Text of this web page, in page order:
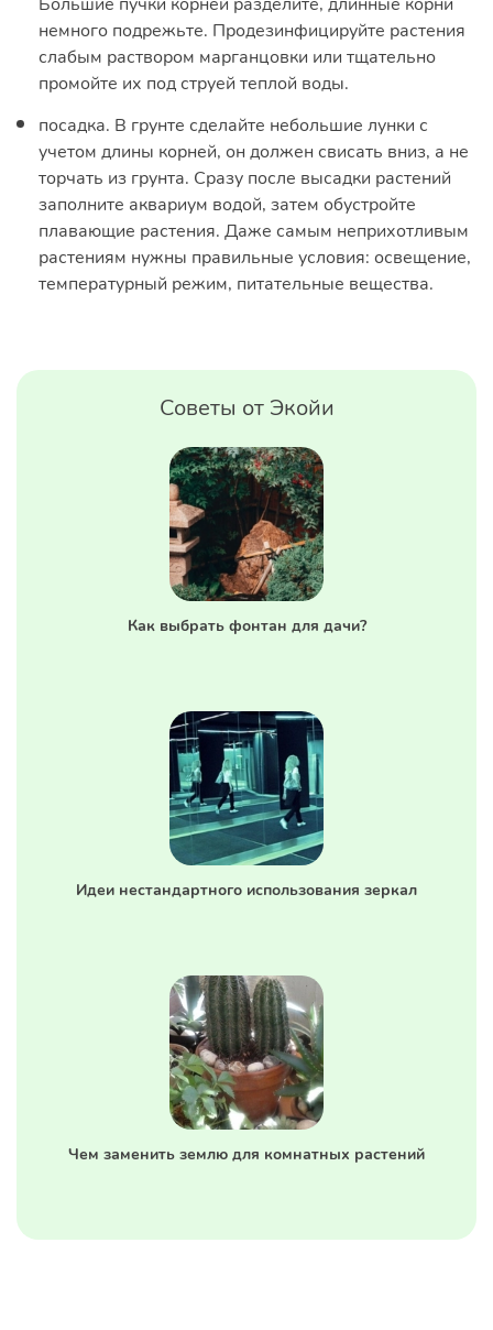
немного подрежьте. Продезинфицируйте растения
слабым раствором марганцовки или тщательно
промойте их под струей теплой воды.
посадка. В грунте сделайте небольшие лунки с
учетом длины корней, он должен свисать вниз, а не
торчать из грунта. Сразу после высадки растений
заполните аквариум водой, затем обустройте
плавающие растения. Даже самым неприхотливым
растениям нужны правильные условия: освещение,
температурный режим, питательные вещества.
Советы от Экойи
Как выбрать фонтан для дачи?
Идеи нестандартного использования зеркал
Чем заменить землю для комнатных растений